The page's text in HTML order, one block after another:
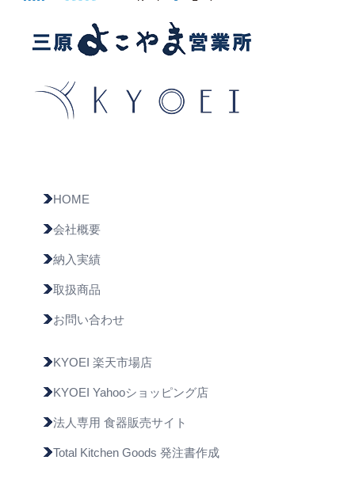
HOME
会社概要
納入実績
取扱商品
お問い合わせ
KYOEI 楽天市場店
KYOEI Yahooショッピング店
法人専用 食器販売サイト
Total Kitchen Goods 発注書作成